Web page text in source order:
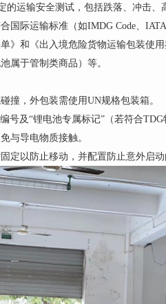
的运输安全测试，包括跌落、冲击、
国际运输标准（如IMDG Code、IATA
》和《出入境危险货物运输包装使
属于管制类商品）等。
撞，外包装需使用UN规格包装箱。
号及“锂电池专属标记”（若符合TDG
与导电物质接触。
定以防止移动，并配置防止意外启动